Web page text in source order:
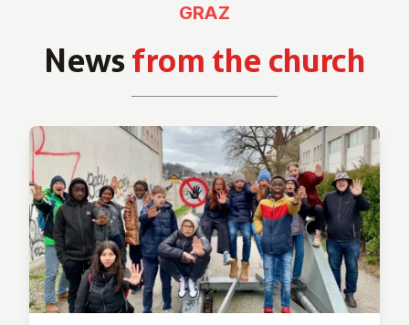
Newsfrom the church
GRAZ